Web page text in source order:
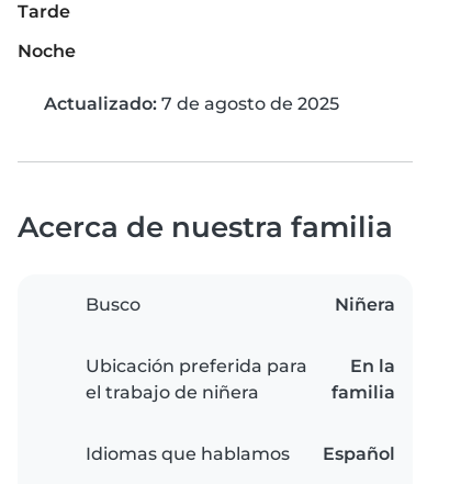
Tarde
Noche
Actualizado: 7 de agosto de 2025
Acerca de nuestra familia
Busco Niñera
Ubicación preferida para
el trabajo de niñera
En la
familia
Idiomas que hablamos Español